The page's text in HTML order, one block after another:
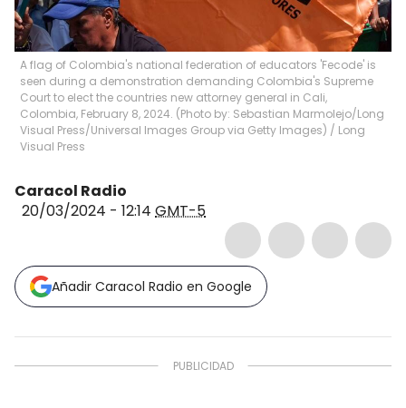
A flag of Colombia's national federation of educators 'Fecode' is
seen during a demonstration demanding Colombia's Supreme
Court to elect the countries new attorney general in Cali,
Colombia, February 8, 2024. (Photo by: Sebastian Marmolejo/Long
Visual Press/Universal Images Group via Getty Images) / Long
Visual Press
Caracol Radio
20/03/2024 - 12:14 GMT-5
Añadir Caracol Radio en Google